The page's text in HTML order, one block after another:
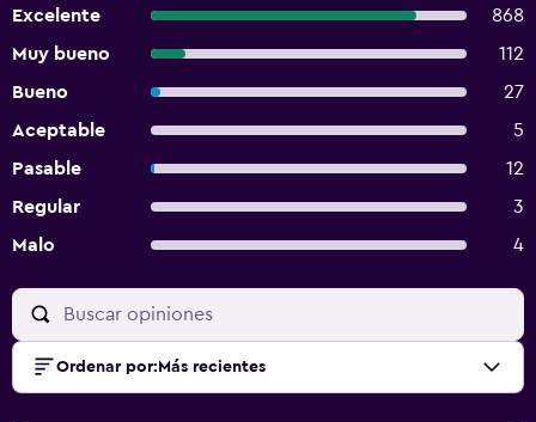
Excelente
868
Muy bueno
112
Bueno
27
Aceptable
5
Pasable
12
Regular
3
Malo
4
Ordenar por: Más recientes